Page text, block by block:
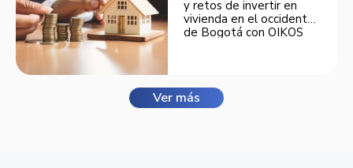
y retos de invertir en
vivienda en el occidente
de Bogotá con OIKOS
Ver más